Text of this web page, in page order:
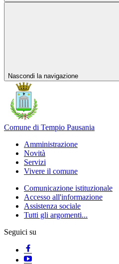
Nascondi la navigazione
Comune di Tempio Pausania
Amministrazione
Novità
Servizi
Vivere il comune
Comunicazione istituzionale
Accesso all'informazione
Assistenza sociale
Tutti gli argomenti...
Seguici su